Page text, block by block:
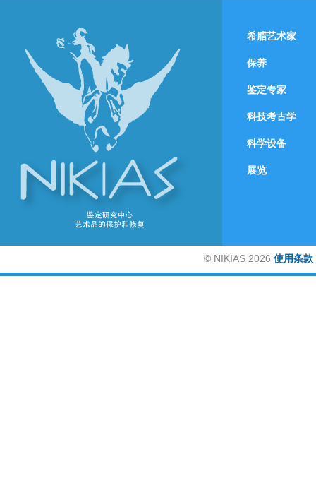
希腊艺术家
保养
鉴定专家
科技考古学
科学设备
展览
©NIKIAS 2026 使用条款